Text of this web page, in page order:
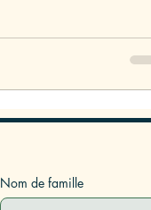
Nom de famille